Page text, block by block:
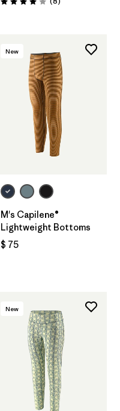
Valoración: 4.0 / 5
New
M's Capilene®
Lightweight Bottoms
$ 75
New